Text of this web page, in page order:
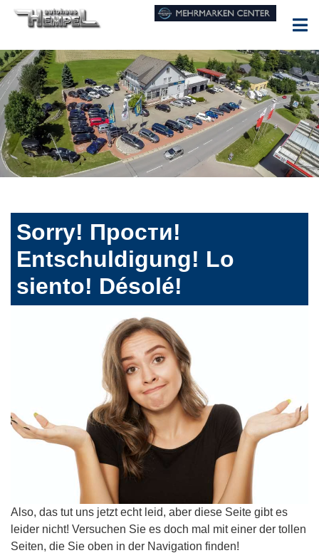
Sorry! Прости!
Entschuldigung! Lo
siento! Désolé!
Also, das tut uns jetzt echt leid, aber diese Seite gibt es
leider nicht! Versuchen Sie es doch mal mit einer der tollen
Seiten, die Sie oben in der Navigation finden!